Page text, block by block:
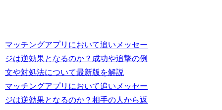
マッチングアプリにおいて追いメッセー
ジは逆効果となるのか？成功や追撃の例
文や対処法について最新版を解説
マッチングアプリにおいて追いメッセー
ジは逆効果となるのか？相手の人から返